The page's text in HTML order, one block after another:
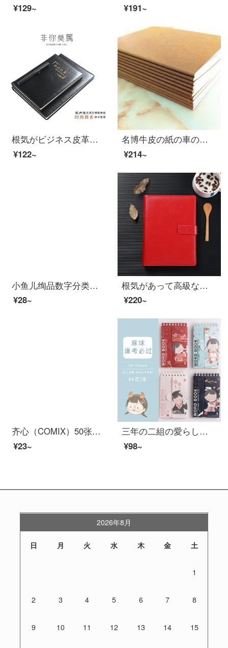
¥129~
¥191~
根気がビジネス皮革の仕事会議記録本高級皮質ケースノートノートA 5/B 5 200ページブラックA 5/25 Kケース会議本HY 3525
¥122~
名博牛皮の紙の車の線の本の落書きノートはノートの練習帳の100グラムの80ページの10冊の車を装う線の本A 5牛の皮（空白）をカスタマイズすることができます。
¥214~
小鱼儿绚品数字分类贴字母造型便签本卡通指示贴便利贴
¥28~
根気があって高級なタイプの皮の帯はルーズリーフのノートのビジネスの事務所のメモ帳の事務用品の赤色のMA-455 A 5ルーズリーフの本を掛けます
¥220~
齐心（COMIX）50张クラフト紙缝线ソフトブックオフィス用品 工作ノートブック文具ノート子 错题本/A5/50张
¥23~
三年の二組の愛らしい英語単語の記憶本は身につけて持っています。背を遮ることができる単語を持っています。ア-ティファク大学入試の大学院受験A 7単語カードのポケット本小条本ノ-ト子は必ず試験に合格します。
¥98~
2026年8月
日 月 火 水 木 金 土
1
2 3 4 5 6 7 8
9 10 11 12 13 14 15